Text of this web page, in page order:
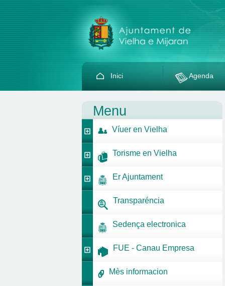
Inici Agenda
Menu
Víuer en Vielha
Torisme en Vielha
Er Ajuntament
Transparéncia
Sedença electronica
FUE - Canau Empresa
Mès informacion